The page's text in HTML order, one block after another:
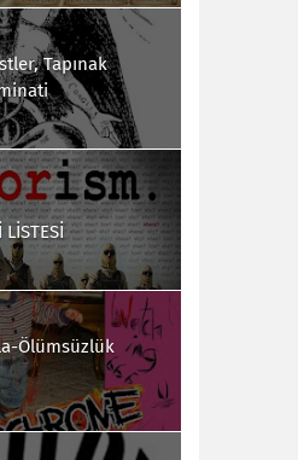
Tapınak
LİSTESİ
Ölümsüzlük